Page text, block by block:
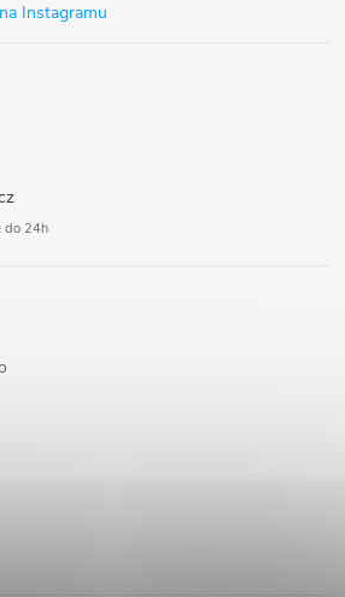
Instagramu
do 24h